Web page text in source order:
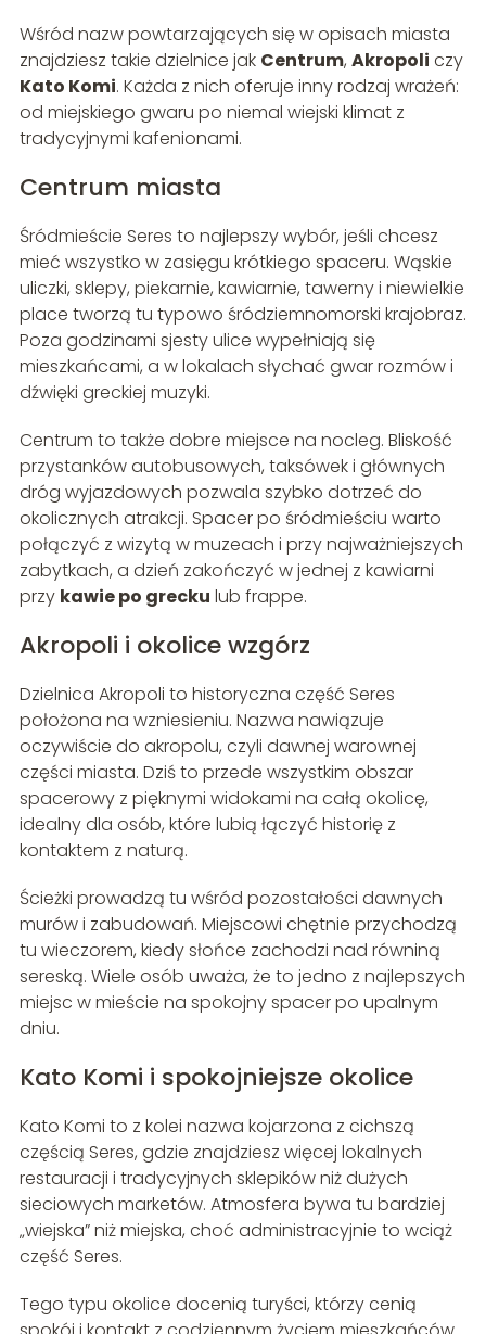
Wśród nazw powtarzających się w opisach miasta
znajdziesz takie dzielnice jak Centrum, Akropoli czy
Kato Komi. Każda z nich oferuje inny rodzaj wrażeń:
od miejskiego gwaru po niemal wiejski klimat z
tradycyjnymi kafenionami.
Centrum miasta
Śródmieście Seres to najlepszy wybór, jeśli chcesz
mieć wszystko w zasięgu krótkiego spaceru. Wąskie
uliczki, sklepy, piekarnie, kawiarnie, tawerny i niewielkie
place tworzą tu typowo śródziemnomorski krajobraz.
Poza godzinami sjesty ulice wypełniają się
mieszkańcami, a w lokalach słychać gwar rozmów i
dźwięki greckiej muzyki.
Centrum to także dobre miejsce na nocleg. Bliskość
przystanków autobusowych, taksówek i głównych
dróg wyjazdowych pozwala szybko dotrzeć do
okolicznych atrakcji. Spacer po śródmieściu warto
połączyć z wizytą w muzeach i przy najważniejszych
zabytkach, a dzień zakończyć w jednej z kawiarni
przy kawie po grecku lub frappe.
Akropoli i okolice wzgórz
Dzielnica Akropoli to historyczna część Seres
położona na wzniesieniu. Nazwa nawiązuje
oczywiście do akropolu, czyli dawnej warownej
części miasta. Dziś to przede wszystkim obszar
spacerowy z pięknymi widokami na całą okolicę,
idealny dla osób, które lubią łączyć historię z
kontaktem z naturą.
Ścieżki prowadzą tu wśród pozostałości dawnych
murów i zabudowań. Miejscowi chętnie przychodzą
tu wieczorem, kiedy słońce zachodzi nad równiną
sereską. Wiele osób uważa, że to jedno z najlepszych
miejsc w mieście na spokojny spacer po upalnym
dniu.
Kato Komi i spokojniejsze okolice
Kato Komi to z kolei nazwa kojarzona z cichszą
częścią Seres, gdzie znajdziesz więcej lokalnych
restauracji i tradycyjnych sklepików niż dużych
sieciowych marketów. Atmosfera bywa tu bardziej
„wiejska” niż miejska, choć administracyjnie to wciąż
część Seres.
Tego typu okolice docenią turyści, którzy cenią